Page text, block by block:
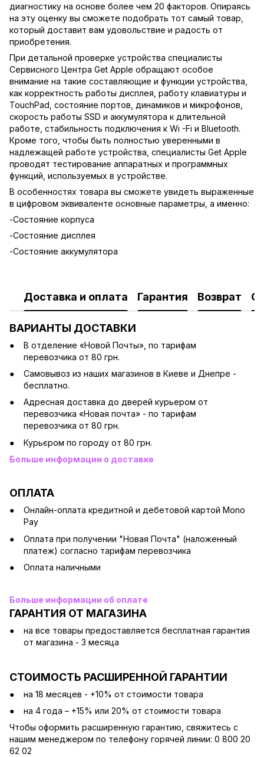
диагностику на основе более чем 20 факторов. Опираясь
на эту оценку вы сможете подобрать тот самый товар,
который доставит вам удовольствие и радость от
приобретения.
При детальной проверке устройства специалисты
Сервисного Центра Get Apple обращают особое
внимание на такие составляющие и функции устройства,
как корректность работы дисплея, работу клавиатуры и
TouchPad, состояние портов, динамиков и микрофонов,
скорость работы SSD и аккумулятора к длительной
работе, стабильность подключения к Wi -Fi и Bluetooth.
Кроме того, чтобы быть полностью уверенными в
надлежащей работе устройства, специалисты Get Apple
проводят тестирование аппаратных и программных
функций, используемых в устройстве.
В особенностях товара вы сможете увидеть выраженные
в цифровом эквиваленте основные параметры, а именно:
-Состояние корпуса
-Состояние дисплея
-Состояние аккумулятора
Доставка и оплата Гарантия Возврат
ВАРИАНТЫ ДОСТАВКИ
В отделение «Новой Почты», по тарифам
перевозчика от 80 грн.
Cамовывоз из наших магазинов в Киеве и Днепре -
бесплатно.
Адресная доставка до дверей курьером от
перевозчика «Новая почта» - по тарифам
перевозчика от 80 грн.
Курьєром по городу от 80 грн.
Больше информации о доставке
ОПЛАТА
Онлайн-оплата кредитной и дебетовой картой Mono
Pay
Оплата при получении "Новая Почта" (наложенный
платеж) согласно тарифам перевозчика
Оплата наличными
Больше информации об оплате
ГАРАНТИЯ ОТ МАГАЗИНА
на все товары предоставляется бесплатная гарантия
от магазина - 3 месяца
СТОИМОСТЬ РАСШИРЕННОЙ ГАРАНТИИ
на 18 месяцев - +10% от стоимости товара
на 4 года – +15% или 20% от стоимости товара
Чтобы оформить расширенную гарантию, свяжитесь с
нашим менеджером по телефону горячей линии: 0 800 20
62 02